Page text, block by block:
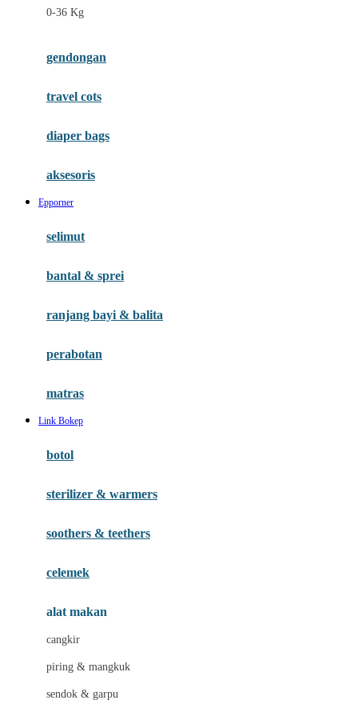
Fisher Price
Gb
Habbie
Haenim
Hauck
Havaianas
Hybrid
I
Inlacta DHA
Ivenet
0-36 Kg
gendongan
travel cots
diaper bags
aksesoris
Epporner
selimut
bantal & sprei
ranjang bayi & balita
perabotan
matras
Link Bokep
botol
sterilizer & warmers
soothers & teethers
celemek
alat makan
cangkir
piring & mangkuk
sendok & garpu